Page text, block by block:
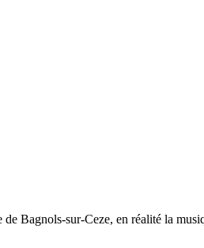
Bagnols-sur-Ceze, en réalité la